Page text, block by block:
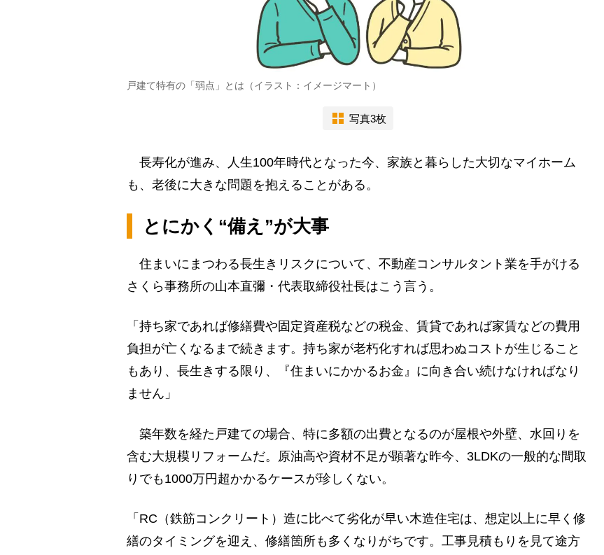
戸建て特有の「弱点」とは（イラスト：イメージマート）
写真3枚
長寿化が進み、人生100年時代となった今、家族と暮らした大切なマイホーム
も、老後に大きな問題を抱えることがある。
とにかく“備え”が大事
住まいにまつわる長生きリスクについて、不動産コンサルタント業を手がける
さくら事務所の山本直彌・代表取締役社長はこう言う。
「持ち家であれば修繕費や固定資産税などの税金、賃貸であれば家賃などの費用
負担が亡くなるまで続きます。持ち家が老朽化すれば思わぬコストが生じること
もあり、長生きする限り、『住まいにかかるお金』に向き合い続けなければなり
ません」
築年数を経た戸建ての場合、特に多額の出費となるのが屋根や外壁、水回りを
含む大規模リフォームだ。原油高や資材不足が顕著な昨今、3LDKの一般的な間取
りでも1000万円超かかるケースが珍しくない。
「RC（鉄筋コンクリート）造に比べて劣化が早い木造住宅は、想定以上に早く修
繕のタイミングを迎え、修繕箇所も多くなりがちです。工事見積もりを見て途方